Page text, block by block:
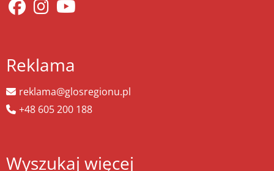
Reklama
reklama@glosregionu.pl
+48 605 200 188
Wyszukaj więcej